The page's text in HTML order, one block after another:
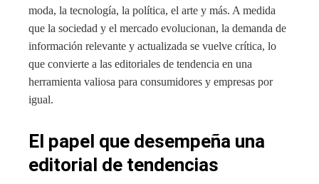
moda, la tecnología, la política, el arte y más. A medida
que la sociedad y el mercado evolucionan, la demanda de
información relevante y actualizada se vuelve crítica, lo
que convierte a las editoriales de tendencia en una
herramienta valiosa para consumidores y empresas por
igual.
El papel que desempeña una
editorial de tendencias